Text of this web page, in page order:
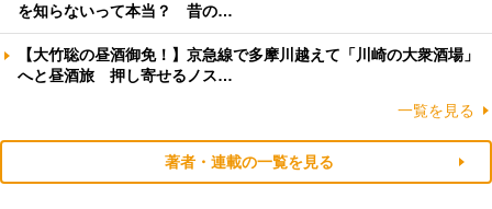
を知らないって本当？ 昔の…
【大竹聡の昼酒御免！】京急線で多摩川越えて「川崎の大衆酒場」
へと昼酒旅 押し寄せるノス…
一覧を見る
著者・連載の一覧を見る